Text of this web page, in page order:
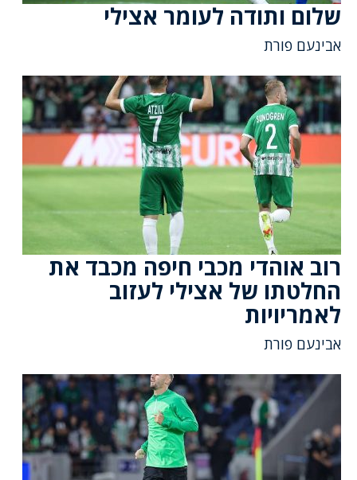
שלום ותודה לעומר אצילי
אבינעם פורת
רוב אוהדי מכבי חיפה מכבד את
החלטתו של אצילי לעזוב
לאמריויות
אבינעם פורת